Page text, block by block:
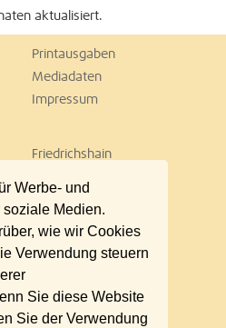
Werbe- und
Medien.
wie wir Cookies
Verwendung steuern
Sie diese Website
Sie der Verwendung
aktualisiert.
Printausgaben
Mediadaten
Impressum
Friedrichshain
Marzahn
Neukölln
Schöneberg
Steglitz